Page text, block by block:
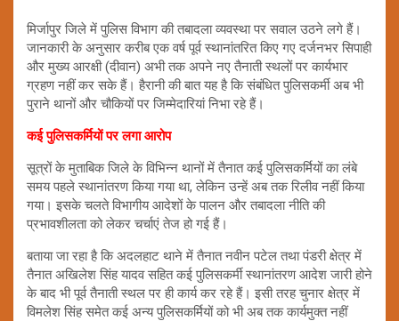
मिर्जापुर जिले में पुलिस विभाग की तबादला व्यवस्था पर सवाल उठने लगे हैं।
जानकारी के अनुसार करीब एक वर्ष पूर्व स्थानांतरित किए गए दर्जनभर सिपाही
और मुख्य आरक्षी (दीवान) अभी तक अपने नए तैनाती स्थलों पर कार्यभार
ग्रहण नहीं कर सके हैं। हैरानी की बात यह है कि संबंधित पुलिसकर्मी अब भी
पुराने थानों और चौकियों पर जिम्मेदारियां निभा रहे हैं।
कई पुलिसकर्मियों पर लगा आरोप
सूत्रों के मुताबिक जिले के विभिन्न थानों में तैनात कई पुलिसकर्मियों का लंबे
समय पहले स्थानांतरण किया गया था, लेकिन उन्हें अब तक रिलीव नहीं किया
गया। इसके चलते विभागीय आदेशों के पालन और तबादला नीति की
प्रभावशीलता को लेकर चर्चाएं तेज हो गई हैं।
बताया जा रहा है कि अदलहाट थाने में तैनात नवीन पटेल तथा पंडरी क्षेत्र में
तैनात अखिलेश सिंह यादव सहित कई पुलिसकर्मी स्थानांतरण आदेश जारी होने
के बाद भी पूर्व तैनाती स्थल पर ही कार्य कर रहे हैं। इसी तरह चुनार क्षेत्र में
विमलेश सिंह समेत कई अन्य पुलिसकर्मियों को भी अब तक कार्यमुक्त नहीं